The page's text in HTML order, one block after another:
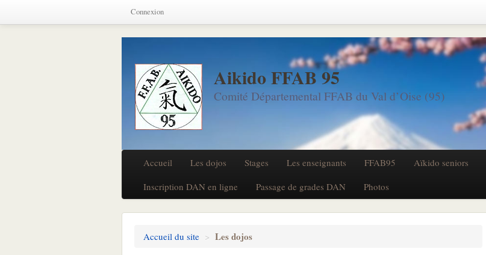
Aikido FFAB 95
Comité Départemental FFAB du Val d’Oise (95)
Accueil Les dojos Stages Les enseignants FFAB95 Aïkido seniors
Inscription DAN en ligne
Passage de grades DAN Photos
Accueil du site > Les dojos
Connexion